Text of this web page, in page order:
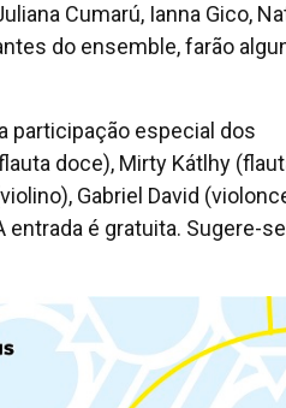
Cumarú, Ianna Gico,
do ensemble, farão
participação especial dos
doce), Mirty Kátlhy
Gabriel David
entrada é gratuita. Sugere-